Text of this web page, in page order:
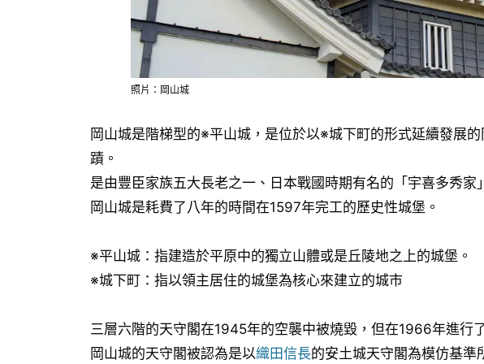
照片：岡山城
岡山城是階梯型的※平山城，是位於以※城下町的形式延續發展
蹟。
是由豐臣家族五大長老之一、日本戰國時期有名的「宇喜多秀家
岡山城是耗費了八年的時間在1597年完工的歷史性城堡。
※平山城：指建造於平原中的獨立山體或是丘陵地之上的城堡。
※城下町：指以領主居住的城堡為核心來建立的城市
三層六階的天守閣在1945年的空襲中被燒毀，但在1966年進行
岡山城的天守閣被認為是以織田信長的安土城天守閣為模仿基準